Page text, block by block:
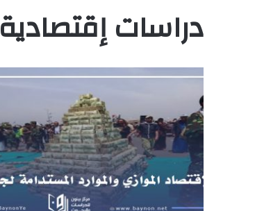
دراسات إقتصادية